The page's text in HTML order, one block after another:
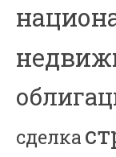
сделка